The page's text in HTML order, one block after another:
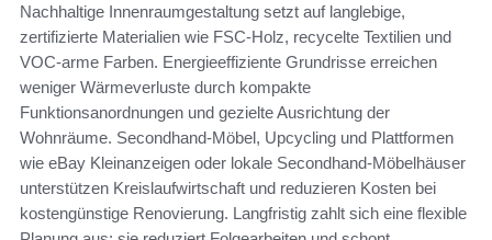
Nachhaltige Innenraumgestaltung setzt auf langlebige,
zertifizierte Materialien wie FSC-Holz, recycelte Textilien und
VOC-arme Farben. Energieeffiziente Grundrisse erreichen
weniger Wärmeverluste durch kompakte
Funktionsanordnungen und gezielte Ausrichtung der
Wohnräume. Secondhand-Möbel, Upcycling und Plattformen
wie eBay Kleinanzeigen oder lokale Secondhand-Möbelhäuser
unterstützen Kreislaufwirtschaft und reduzieren Kosten bei
kostengünstige Renovierung. Langfristig zahlt sich eine flexible